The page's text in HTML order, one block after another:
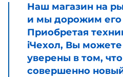
Наш магазин на
и мы дорожим его
Приобретая
iЧехол, Вы
уверены в том,
совершенно